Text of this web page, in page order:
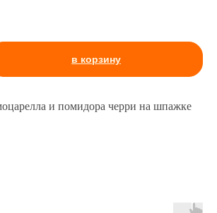
в корзину
и помидора черри на шпажке